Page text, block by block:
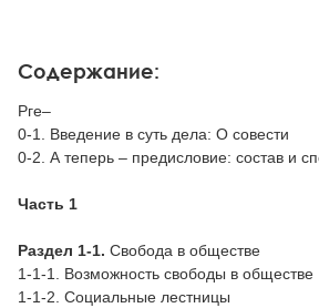
Содержание:
Рге–
0-1. Введение в суть дела: О совести
0-2. А теперь – предисловие: состав и
Часть 1
Раздел 1-1. Свобода в обществе
1-1-1. Возможность свободы в обществе
1-1-2. Социальные лестницы